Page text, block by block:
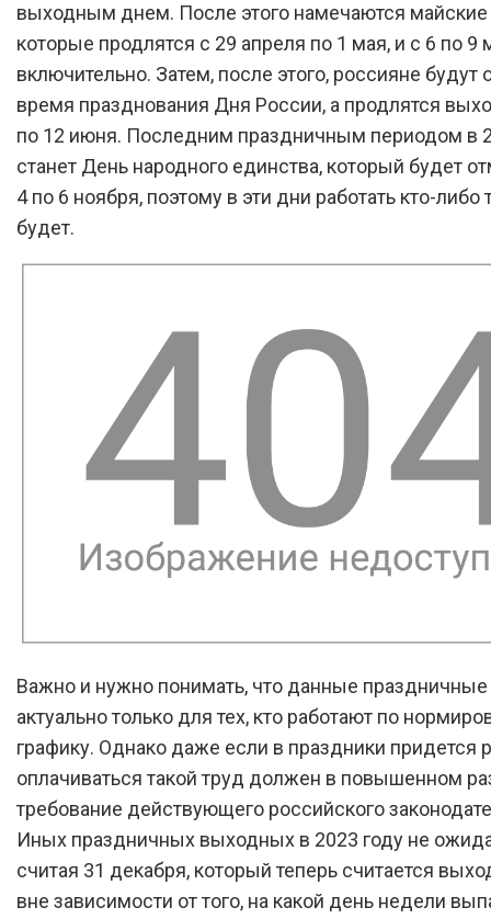
выходным днем. После этого намечаются майские
которые продлятся с 29 апреля по 1 мая, и с 6 по 9
включительно. Затем, после этого, россияне будут
время празднования Дня России, а продлятся
по 12 июня. Последним праздничным периодом в
станет День народного единства, который будет
4 по 6 ноября, поэтому в эти дни работать кто-либо
будет.
Важно и нужно понимать, что данные
актуально только для тех, кто работают по
графику. Однако даже если в праздники придется
оплачиваться такой труд должен в повышенном
требование действующего российского
Иных праздничных выходных в 2023 году не
считая 31 декабря, который теперь считается
вне зависимости от того, на какой день недели